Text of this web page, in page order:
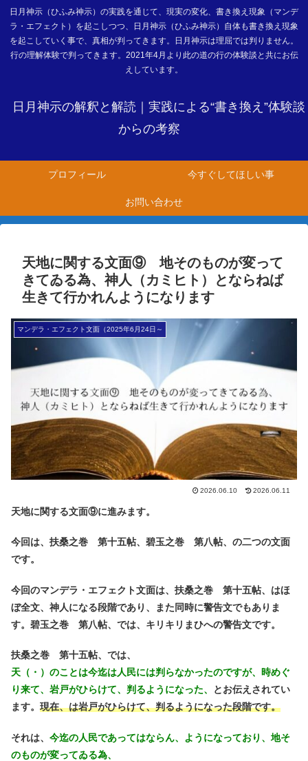
日月神示（ひふみ神示）の実践を通じて、現実の変化、書き換え現象（マンデ
ラ・エフェクト）を起こしつつ、日月神示（ひふみ神示）自体も書き換え現象
を起こしていく事で、真相が判ってきます。日月神示は理屈では判りません。
行の理解体験で判ってきます。2021年4月より此の道の行の体験談と共にお伝
えしています。
日月神示の解釈と解読｜実践による“書き換え”体験談
からの考察
プロフィール 今すぐしてほしい事
お問い合わせ
天地に関する文面⑨ 地そのものが変って
きてゐる為、神人（カミヒト）とならねば
生きて行かれんようになります
マンデラ・エフェクト文面（2025年6月24日～
2026.06.10 2026.06.11
天地に関する文面⑨に進みます。
今回は、扶桑之巻 第十五帖、碧玉之巻 第八帖、の二つの文面
です。
今回のマンデラ・エフェクト文面は、扶桑之巻 第十五帖、はほ
ぼ全文、神人になる段階であり、また同時に警告文でもありま
す。碧玉之巻 第八帖、では、キリキリまひへの警告文です。
扶桑之巻 第十五帖、では、
天（・）のことは今迄は人民には判らなかったのですが、時めぐ
り来て、岩戸がひらけて、判るようになった、
とお伝えされてい
ます。 現在、は岩戸がひらけて、判るようになった段階です。
それは、 今迄の人民であってはならん、ようになっており、地そ
のものが変ってゐる為、